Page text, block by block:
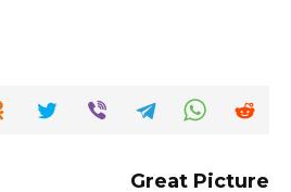
Great Picture